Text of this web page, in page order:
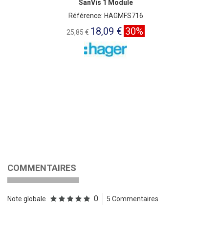
SanVis 1 Module
Référence: HAGMFS716
25,85 € 18,09 € 30%
COMMENTAIRES
Note globale 0 5 Commentaires